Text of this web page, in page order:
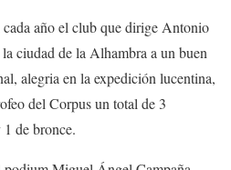
cada año el club que dirige Antonio
ciudad de la Alhambra a un buen
alegria en la expedición lucentina,
del Corpus un total de 3
de bronce.